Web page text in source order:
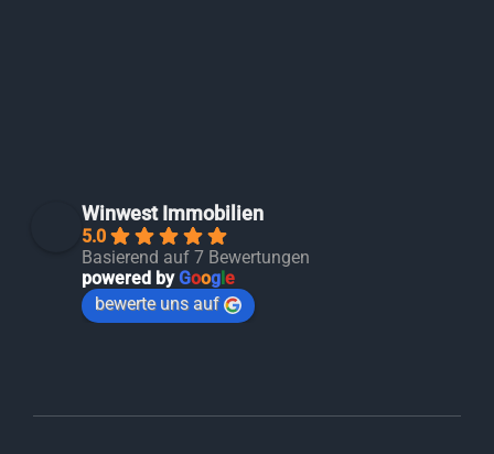
Winwest Immobilien
5.0
Basierend auf 7 Bewertungen
powered byGoogle
bewerte uns auf